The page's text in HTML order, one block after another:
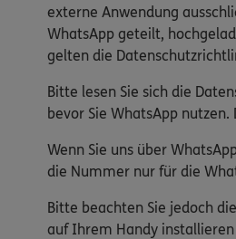
externe Anwendung
WhatsApp geteilt,
gelten die
Bitte lesen Sie sich die
bevor Sie WhatsApp
Wenn Sie uns über
die Nummer nur für die
Bitte beachten Sie jedoch
auf Ihrem Handy